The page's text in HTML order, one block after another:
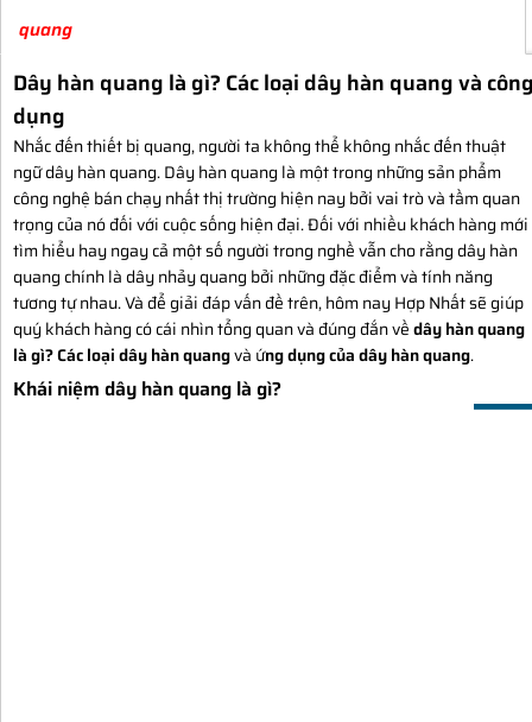
quang
Dây hàn quang là gì? Các loại dây hàn quang và
dụng
Nhắc đến thiết bị quang, người ta không thể không nhắc đến thuật
ngữ dây hàn quang.Dây hàn quang là một trong những sản phẩm
công nghệ bán chạy nhất thị trường hiện nay bởi vai trò và tầm quan
trọng của nó đối với cuộc sống hiện đại. Đối với nhiều khách hàng mới
tìm hiểu hay ngay cả một số người trong nghề vẫn cho rằng dây hàn
quang chính là dây nhảy quang bởi những đặc điểm và tính năng
tương tự nhau. Và để giải đáp vấn đề trên, hôm nay Hợp Nhất sẽ giúp
quý khách hàng có cái nhìn tổng quan và đúng đắn vềdây hàn quang
là gì?Các loại dây hàn quangvà ứng dụng của dây hàn quang.
Khái niệm dây hàn quang là gì?